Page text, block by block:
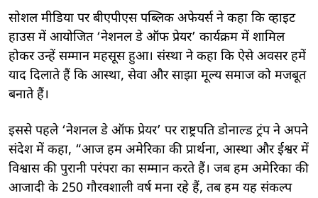
सोशल मीडिया पर बीएपीएस पब्लिक अफेयर्स ने कहा कि व्हाइट
हाउस में आयोजित ‘नेशनल डे ऑफ प्रेयर’ कार्यक्रम में शामिल
होकर उन्हें सम्मान महसूस हुआ। संस्था ने कहा कि ऐसे अवसर हमें
याद दिलाते हैं कि आस्था, सेवा और साझा मूल्य समाज को मजबूत
बनाते हैं।
इससे पहले ‘नेशनल डे ऑफ प्रेयर’ पर राष्ट्रपति डोनाल्ड ट्रंप ने अपने
संदेश में कहा, “आज हम अमेरिका की प्रार्थना, आस्था और ईश्वर में
विश्वास की पुरानी परंपरा का सम्मान करते हैं। जब हम अमेरिका की
आजादी के 250 गौरवशाली वर्ष मना रहे हैं, तब हम यह संकल्प